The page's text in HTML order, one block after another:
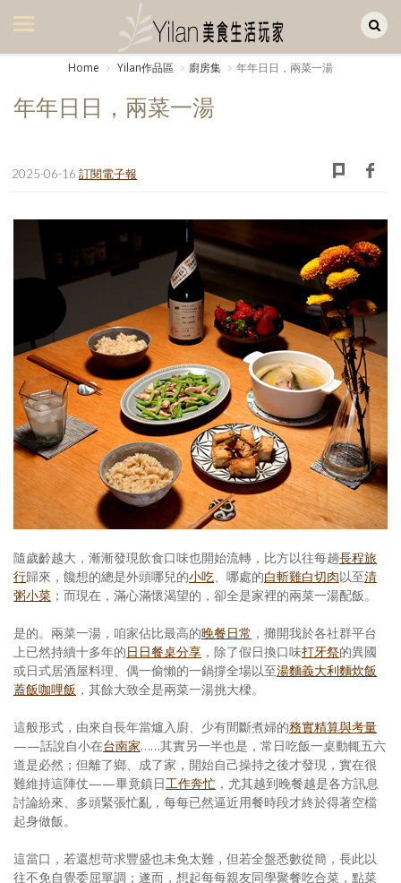
美食集
生活風
書房集
日記簿
餐桌週記
享樂隨手拍
照相簿
影音區
創意出版服務
歷史區
關於Yilan
個人著作
活動實況記錄
媒體報導一覽
訂閱電子報
Home Yilan作品區 廚房集 年年日日，兩菜一湯
年年日日，兩菜一湯
2025-06-16 訂閱電子報
隨歲齡越大，漸漸發現飲食口味也開始流轉，比方以往每趟長程旅
行歸來，饞想的總是外頭哪兒的小吃 、哪處的白斬雞白切肉以至清
粥小菜 ；而現在，滿心滿懷渴望的，卻全是家裡的兩菜一湯配飯。
是的。兩菜一湯，咱家佔比最高的晚餐日常 ，攤開我於各社群平台
上已然持續十多年的日日餐桌分享 ，除了假日換口味打牙祭的異國
或日式居酒屋料理、偶一偷懶的一鍋撐全場以至湯麵義大利麵炊飯
蓋飯咖哩飯 ，其餘大致全是兩菜一湯挑大樑。
這般形式，由來自長年當爐入廚、少有間斷煮婦的務實精算與考量
——話說自小在台南家……其實另一半也是，常日吃飯一桌動輒五六
道是必然；但離了鄉、成了家，開始自己操持之後才發現，實在很
難維持這陣仗——畢竟鎮日工作奔忙 ，尤其越到晚餐越是各方訊息
討論紛來、多頭緊張忙亂，每每已然逼近用餐時段才終於得著空檔
起身做飯。
這當口，若還想苛求豐盛也未免太難，但若全盤悉數從簡，長此以
往不免自覺委屈單調；遂而，想起每每親友同學聚餐吃合菜，點菜